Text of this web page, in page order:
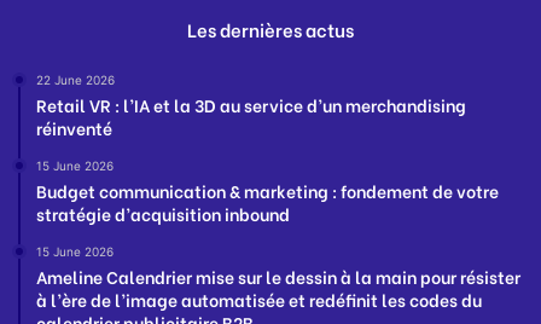
Les dernières actus
22 June 2026
Retail VR : l’IA et la 3D au service d’un merchandising
réinventé
15 June 2026
Budget communication & marketing : fondement de votre
stratégie d’acquisition inbound
15 June 2026
Ameline Calendrier mise sur le dessin à la main pour résister
à l’ère de l’image automatisée et redéfinit les codes du